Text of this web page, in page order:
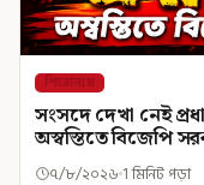
শিরোনাম
সংসদে দেখা নেই
অস্বস্তিতে বিজেপি
৭/৮/২০২৬ 1 মিনিট পড়া